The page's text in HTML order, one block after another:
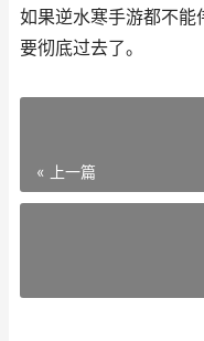
如果逆水寒手游都不
要彻底过去了。
« 上一篇